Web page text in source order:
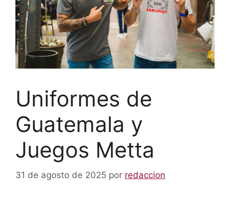
Uniformes de
Guatemala y
Juegos Metta
31 de agosto de 2025 por redaccion